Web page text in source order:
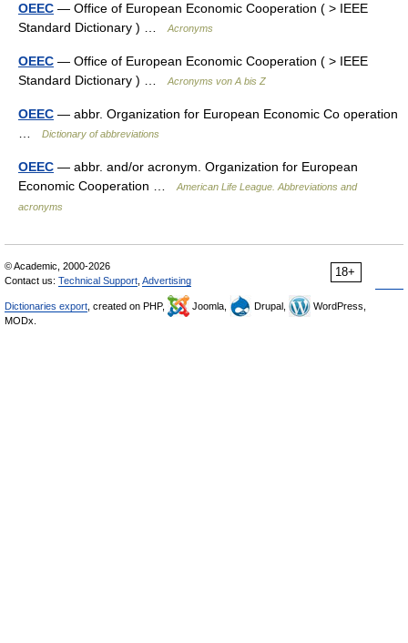
OEEC — Office of European Economic Cooperation ( > IEEE
Standard Dictionary ) …
Acronyms
OEEC — Office of European Economic Cooperation ( > IEEE
Standard Dictionary ) …
Acronyms von A bis Z
OEEC — abbr. Organization for European Economic Co operation
Dictionary of abbreviations
OEEC — abbr. and/or acronym. Organization for European
Economic Cooperation …
American Life League. Abbreviations and
acronyms
18+
© Academic, 2000-2026
Contact us: Technical Support Advertising
Dictionaries export , created on PHP, Joomla, Drupal,
WordPress,
MODx.